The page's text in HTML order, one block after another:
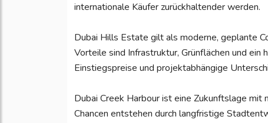
internationale Käufer zurückhaltender werden.
Dubai Hills Estate gilt als moderne, geplante
Vorteile sind Infrastruktur, Grünflächen und
Einstiegspreise und projektabhängige
Dubai Creek Harbour ist eine Zukunftslage
Chancen entstehen durch langfristige